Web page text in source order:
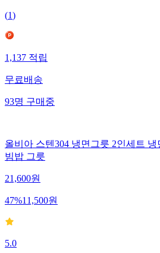
(1)
1,137적립
무료배송
93명구매중
올비아 스텐304 냉면그릇 2인세트
빔밥 그릇
21,600원
47%11,500원
5.0